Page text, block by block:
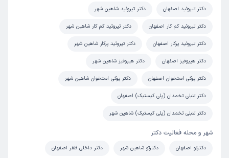
همه چیز عالی مخصوصا تشخیص آقای دکتر
علت مراجعه: درمان اختلالات متابولیک مانند چاقی یا دیس‌لیپیدمی
این پزشک را پیشنهاد میکنم
زمان انتظار: 0-15 دقیقه
عالي
علت مراجعه: درمان اختلالات تیروئید (کم‌کاری، پرکاری، ندول‌ها)
دکتر تیروئید اصفهان دکتر تیروئید شاهین شهر
دکتر تیروئید کم کار اصفهان دکتر تیروئید کم کار شاهین شهر
دکتر تیروئید پرکار اصفهان دکتر تیروئید پرکار شاهین شهر
دکتر هیپوفیز اصفهان دکتر هیپوفیز شاهین شهر
دکتر پوکی استخوان اصفهان دکتر پوکی استخوان شاهین شهر
دکتر تنبلی تخمدان (پلی کیستیک) اصفهان
دکتر تنبلی تخمدان (پلی کیستیک) شاهین شهر
شهر و محله فعالیت دکتر
دکترتو اصفهان دکترتو شاهین شهر دکتر داخلی ظفر اصفهان